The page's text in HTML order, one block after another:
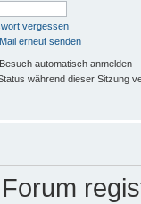
vergessen
erneut senden
automatisch anmelden
während dieser Sitzung